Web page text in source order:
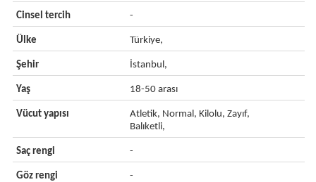
Cinsel tercih -
Ülke Türkiye,
Şehir İstanbul,
Yaş 18-50 arası
Vücut yapısı
Atletik, Normal, Kilolu, Zayıf,
Balıketli,
Saç rengi -
Göz rengi -